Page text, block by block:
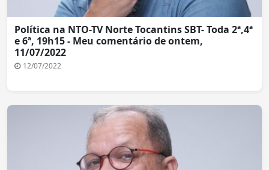
Política na NTO-TV Norte Tocantins SBT- Toda 2ª,4ª
e 6ª, 19h15 - Meu comentário de ontem,
11/07/2022
12/07/2022